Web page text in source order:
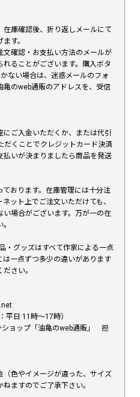
庫確認後、折り返しメールにて
す。
確認・お支払い方法のメールが
ることがございます。購入ボタ
ない場合は、迷惑メールのフォ
のweb通販のアドレスを、受信
ご入金いただくか、または代引
だくことでクレジットカード決済
いが決まりましたら商品を発送
おります。在庫管理には十分注
ット上でご注文いただけても、
場合がございます。万が一の在
・グッズはすべて作家による一点
一点ずつ多少の違いがあります
さい。
平日 11時〜17時）
ショップ「油亀のweb通販」 担
（色やイメージが違った、サイズ
ますのでご了承下さい。